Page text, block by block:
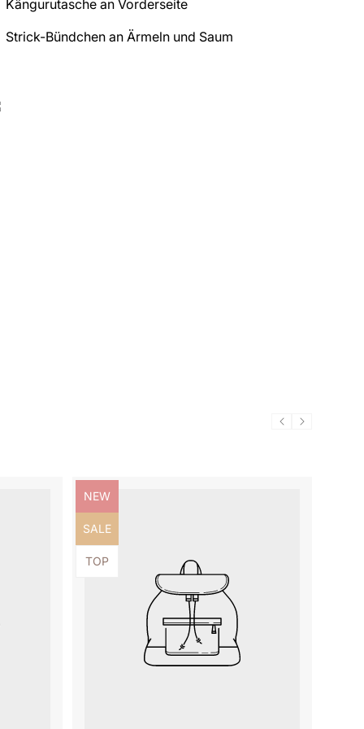
Kängurutasche an Vorderseite
Strick-Bündchen an Ärmeln und Saum
Produktbezeichnung:
NEW
Produktbezeichnung:
SALE
Produktbezeichnung:
TOP